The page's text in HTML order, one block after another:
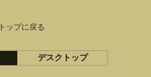
トップに戻る
デスクトップ